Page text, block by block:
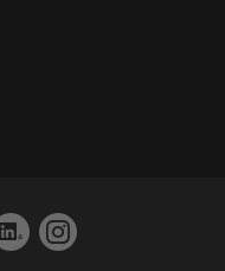
linkedininstagram